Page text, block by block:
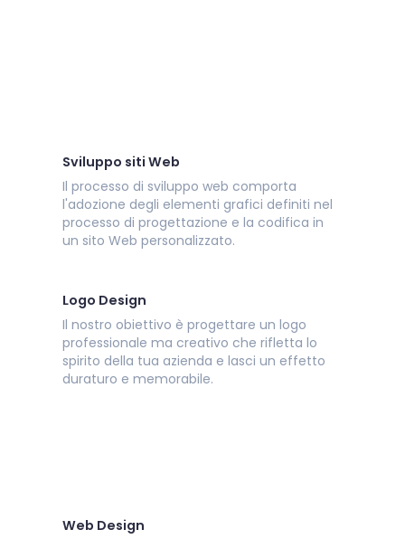
Sviluppo siti Web
Il processo di sviluppo web comporta
l'adozione degli elementi grafici definiti nel
processo di progettazione e la codifica in
un sito Web personalizzato.
Logo Design
Il nostro obiettivo è progettare un logo
professionale ma creativo che rifletta lo
spirito della tua azienda e lasci un effetto
duraturo e memorabile.
Web Design